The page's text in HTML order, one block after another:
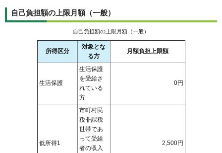
自己負担額の上限月額（一般）
自己負担額の上限月額（一般）
所得区分
対象とな
る方
月額負担上限額
生活保護
生活保護
を受給さ
れている
方
0円
低所得1
市町村民
税非課税
世帯であ
って受給
者の収入
2,500円